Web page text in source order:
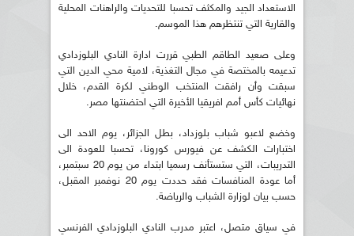
الاستعداد الجيد والمكثف تحسبا للتحديات والراهنات المحلية
والقارية التي تنتظرهم هذا الموسم.
وعلى صعيد الطاقم الطبي قررت ادارة النادي البلوزدادي
تدعيمه بالمختصة في مجال التغذية، لامية محي الدين التي
سبقت وأن رافقت المنتخب الوطني لكرة القدم، خلال
نهائيات كأس أمم افريقيا الأخيرة التي احتضنتها مصر.
وخضع لاعبو شباب بلوزداد، بطل الجزائر، يوم الاحد الى
اختبارات الكشف عن فيورس كورونا، تحسبا للعودة الى
التدريبات، التي ستستأنف رسميا ابتداء من يوم 20 سبتمبر،
أما عودة المنافسات فقد حددت يوم 20 نوفمبر المقبل،
حسب بيان لوزارة الشباب والرياضة.
في سياق متصل، اعتبر مدرب النادي البلوزدادي الفرنسي